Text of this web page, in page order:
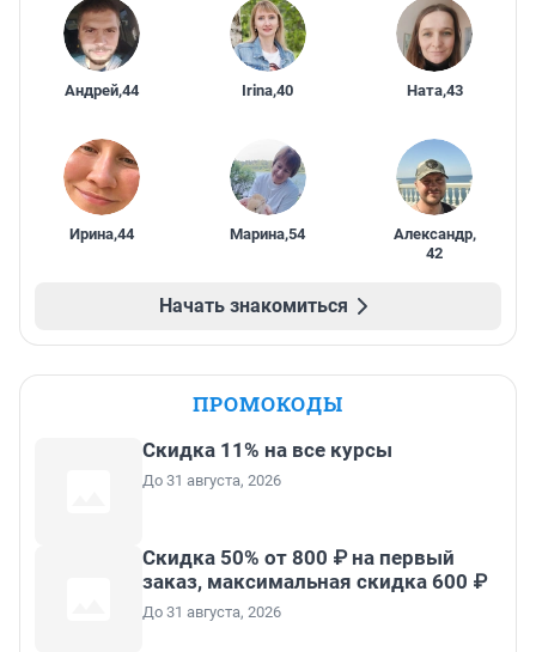
Андрей,44 Irina,40 Ната,43
Ирина,44 Марина,54 Александр,
42
Начать знакомиться
ПРОМОКОДЫ
Скидка 11% на все курсы
До 31 августа, 2026
Скидка 50% от 800 ₽ на первый
заказ, максимальная скидка 600 ₽
До 31 августа, 2026